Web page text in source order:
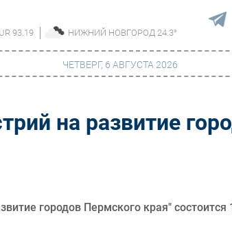
93.19 НИЖНИЙ НОВГОРОД 24.3°
Финансы
Инновации
ЧЕТВЕРГ, 6 АВГУСТА 2026
на развитие
городов Пермского края"